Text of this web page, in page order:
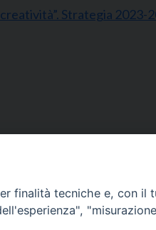
Strategia 2023-
finalità tecniche e, con il